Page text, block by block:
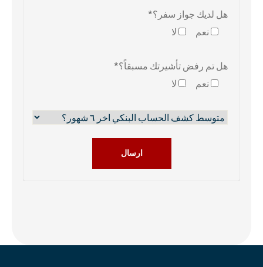
هل لديك جواز سفر؟*
نعم
لا
هل تم رفض تأشيرتك مسبقاً؟*
نعم
لا
ارسال